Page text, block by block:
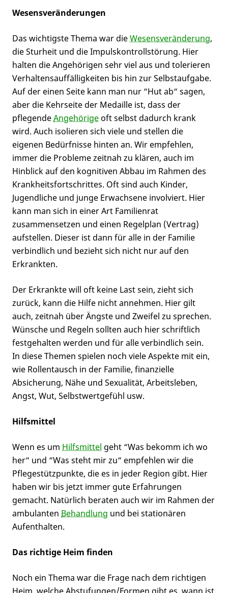
Wesensveränderungen
Das wichtigste Thema war dieWesensveränderung,
die Sturheit und die Impulskontrollstörung. Hier
halten die Angehörigen sehr viel aus und tolerieren
Verhaltensauffälligkeiten bis hin zur Selbstaufgabe.
Auf der einen Seite kann man nur “Hut ab“ sagen,
aber die Kehrseite der Medaille ist, dass der
pflegendeAngehörige oft selbst dadurch krank
wird. Auch isolieren sich viele und stellen die
eigenen Bedürfnisse hinten an. Wir empfehlen,
immer die Probleme zeitnah zu klären, auch im
Hinblick auf den kognitiven Abbau im Rahmen des
Krankheitsfortschrittes. Oft sind auch Kinder,
Jugendliche und junge Erwachsene involviert. Hier
kann man sich in einer Art Familienrat
zusammensetzen und einen Regelplan (Vertrag)
aufstellen. Dieser ist dann für alle in der Familie
verbindlich und bezieht sich nicht nur auf den
Erkrankten.
Der Erkrankte will oft keine Last sein, zieht sich
zurück, kann die Hilfe nicht annehmen. Hier gilt
auch, zeitnah über Ängste und Zweifel zu sprechen.
Wünsche und Regeln sollten auch hier schriftlich
festgehalten werden und für alle verbindlich sein.
In diese Themen spielen noch viele Aspekte mit ein,
wie Rollentausch in der Familie, finanzielle
Absicherung, Nähe und Sexualität, Arbeitsleben,
Angst, Wut, Selbstwertgefühl usw.
Hilfsmittel
Wenn es um Hilfsmittel geht “Was bekomm ich wo
her“ und “Was steht mir zu“ empfehlen wir die
Pflegestützpunkte, die es in jeder Region gibt. Hier
haben wir bis jetzt immer gute Erfahrungen
gemacht. Natürlich beraten auch wir im Rahmen der
ambulanten Behandlung und bei stationären
Aufenthalten.
Das richtige Heim finden
Noch ein Thema war die Frage nach dem richtigen